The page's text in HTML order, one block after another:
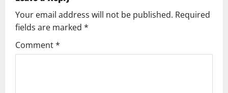
Your email address will not be published. Required
fields are marked *
Comment*